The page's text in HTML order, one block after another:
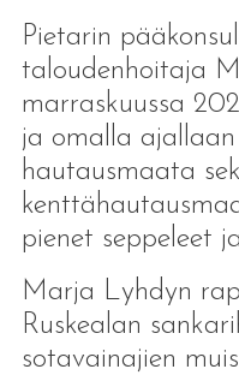
Pietarin
taloudenhoitaja
marraskuussa
ja omalla
hautausmaata
pienet seppeleet
Marja Lyhdyn
Ruskealan
sotavainajien